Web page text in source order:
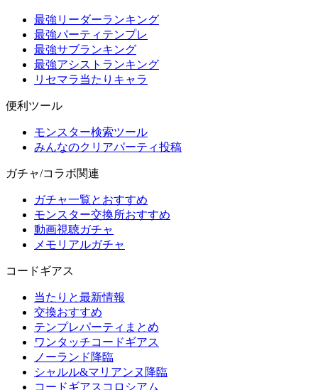
最強リーダーランキング
最強パーティテンプレ
最強サブランキング
最強アシストランキング
リセマラ当たりキャラ
便利ツール
モンスター検索ツール
みんなのクリアパーティ投稿
ガチャ/コラボ関連
ガチャ一覧とおすすめ
モンスター交換所おすすめ
動画視聴ガチャ
メモリアルガチャ
コードギアス
当たりと最新情報
交換おすすめ
テンプレパーティまとめ
ワンタッチコードギアス
ノーランド降臨
シャルル&マリアンヌ降臨
コードギアスコロシアム